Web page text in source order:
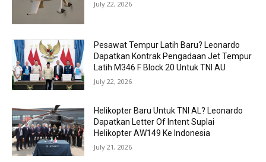
July 22, 2026
Pesawat Tempur Latih Baru? Leonardo
Dapatkan Kontrak Pengadaan Jet Tempur
Latih M346 F Block 20 Untuk TNI AU
July 22, 2026
Helikopter Baru Untuk TNI AL? Leonardo
Dapatkan Letter Of Intent Suplai
Helikopter AW149 Ke Indonesia
July 21, 2026